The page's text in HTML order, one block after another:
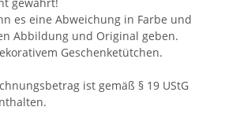
es eine Abweichung in Farbe und
Abbildung und Original geben.
Geschenketütchen.
ist gemäß § 19 UStG